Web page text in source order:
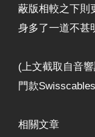
蔽版相較之下則
身多了一道不甚
(上文截取自音
門款
相關文章